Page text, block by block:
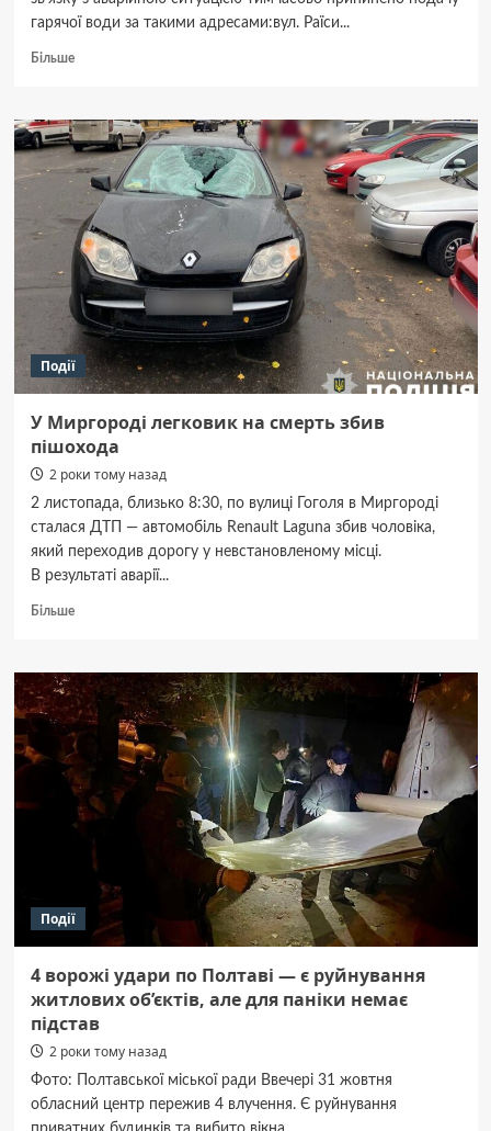
гарячої води за такими адресами:вул. Раїси...
БільшеДокладніше
центрі
Полтави
тимчасово
буде
гарячої
води
Події
У Миргороді легковик на смерть збив
пішохода
2 роки тому назад
2 листопада, близько 8:30, по вулиці Гоголя в Миргороді
сталася ДТП — автомобіль Renault Laguna збив чоловіка,
який переходив дорогу у невстановленому місці.
В результаті аварії...
БільшеДокладніше
легковик
на смерть
збив
пішохода
Події
4 ворожі удари по Полтаві — є руйнування
житлових об’єктів, але для паніки немає
підстав
2 роки тому назад
Фото: Полтавської міської ради Ввечері 31 жовтня
обласний центр пережив 4 влучення. Є руйнування